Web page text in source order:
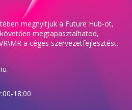
megnyitjuk a Future Hub-ot,
megtapasztalhatod,
a céges szervezetfejlesztést.
18:00